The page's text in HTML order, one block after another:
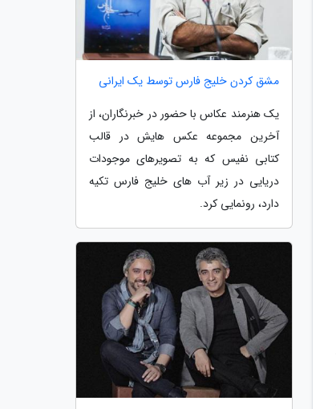
مشق کردن خلیج فارس توسط یک ایرانی
یک هنرمند عکاس با حضور در خبرنگاران، از
آخرین مجموعه عکس هایش در قالب
کتابی نفیس که به تصویرهای موجودات
دریایی در زیر آب های خلیج فارس تکیه
دارد، رونمایی کرد.